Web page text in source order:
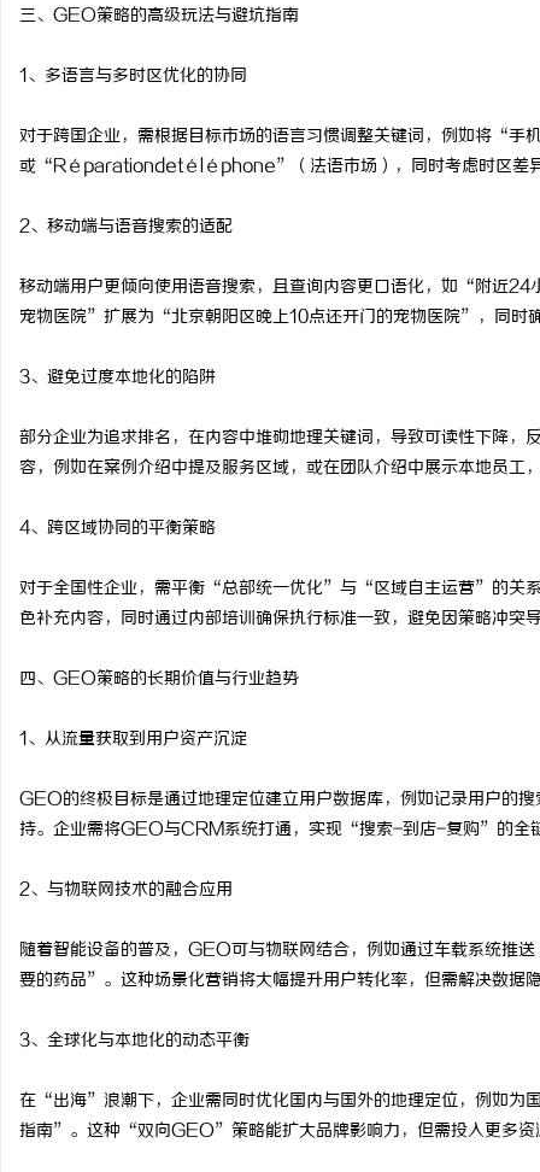
三、GEO策略的高级玩法与避坑指南
1、多语言与多时区优化的协同
对于跨国企业，需根据目标市场的语言习惯调整关键词，例如将“
或“Réparationdetéléphone”（法语市场），同时考虑时区差异
2、移动端与语音搜索的适配
移动端用户更倾向使用语音搜索，且查询内容更口语化，如“附近
宠物医院”扩展为“北京朝阳区晚上10点还开门的宠物医院”，同时
3、避免过度本地化的陷阱
部分企业为追求排名，在内容中堆砌地理关键词，导致可读性下降
容，例如在案例介绍中提及服务区域，或在团队介绍中展示本地员工
4、跨区域协同的平衡策略
对于全国性企业，需平衡“总部统一优化”与“区域自主运营”的关
色补充内容，同时通过内部培训确保执行标准一致，避免因策略冲突
四、GEO策略的长期价值与行业趋势
1、从流量获取到用户资产沉淀
GEO的终极目标是通过地理定位建立用户数据库，例如记录用户的
持。企业需将GEO与CRM系统打通，实现“搜索-到店-复购”的全
2、与物联网技术的融合应用
随着智能设备的普及，GEO可与物联网结合，例如通过车载系统
要的药品”。这种场景化营销将大幅提升用户转化率，但需解决数据
3、全球化与本地化的动态平衡
在“出海”浪潮下，企业需同时优化国内与国外的地理定位，例如
指南”。这种“双向GEO”策略能扩大品牌影响力，但需投入更多资